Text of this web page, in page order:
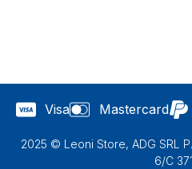
Visa Mastercard
2025 © Leoni Store, ADG SRL
6/C